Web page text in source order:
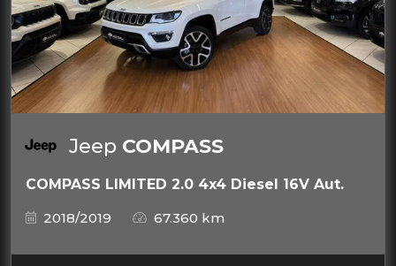
Jeep COMPASS
COMPASS LIMITED 2.0 4x4 Diesel 16V Aut.
2018/2019
67.360 km